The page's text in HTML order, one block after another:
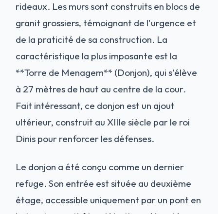
rideaux. Les murs sont construits en blocs de
granit grossiers, témoignant de l'urgence et
de la praticité de sa construction. La
caractéristique la plus imposante est la
**Torre de Menagem** (Donjon), qui s'élève
à 27 mètres de haut au centre de la cour.
Fait intéressant, ce donjon est un ajout
ultérieur, construit au XIIIe siècle par le roi
Dinis pour renforcer les défenses.
Le donjon a été conçu comme un dernier
refuge. Son entrée est située au deuxième
étage, accessible uniquement par un pont en